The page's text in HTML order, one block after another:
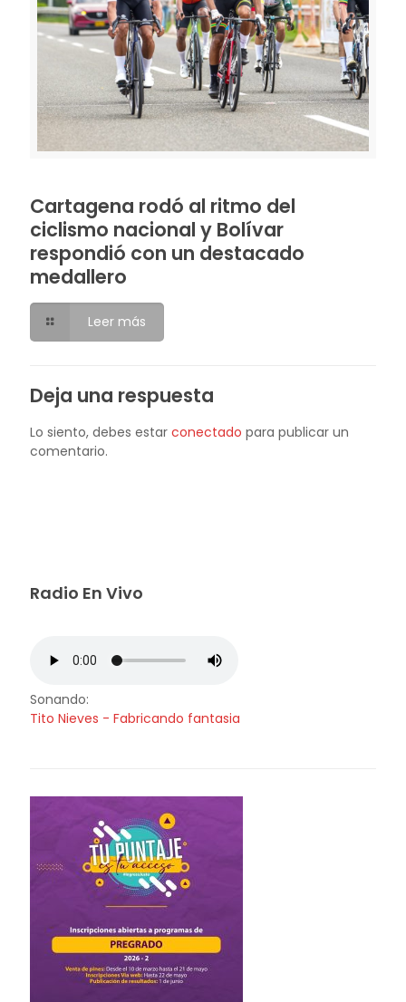
Cartagena rodó al ritmo del
ciclismo nacional y Bolívar
respondió con un destacado
medallero
Leer más
Deja una respuesta
Lo siento, debes estar conectado para publicar un
comentario.
Radio En Vivo
Sonando:
Tito Nieves - Fabricando fantasia